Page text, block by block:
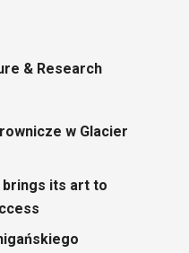
& Research
w Glacier
brings its art to